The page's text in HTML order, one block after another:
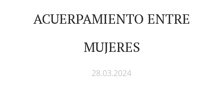
ACUERPAMIENTO ENTRE
MUJERES
28.03.2024